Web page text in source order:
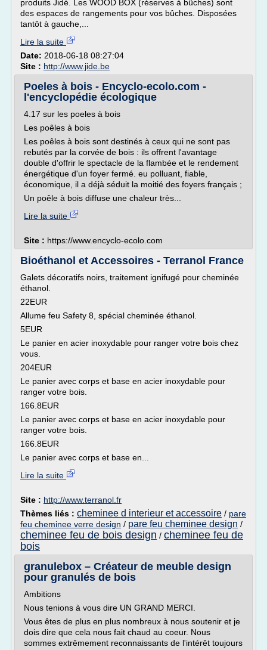
produits Jidé. Les WOOD BOX (réserves à bûches) sont
des espaces de rangements pour vos bûches. Disposées
tantôt à gauche,...
Lire la suite
Date: 2018-06-18 08:27:04
Site : http://www.jide.be
Poeles à bois - Encyclo-ecolo.com -
l'encyclopédie écologique
4.17 sur les poeles à bois
Les poêles à bois
Les poêles à bois sont destinés à ceux qui ne sont pas
rebutés par la corvée de bois : ils offrent l'avantage
double d'offrir le spectacle de la flambée et le rendement
énergétique d'un foyer fermé. eu polluant, fiable,
économique, il a déjà séduit la moitié des foyers français ;
Un poêle à bois diffuse une chaleur très...
Lire la suite
Site : https://www.encyclo-ecolo.com
Bioéthanol et Accessoires - Terranol France
Galets décoratifs noirs, traitement ignifugé pour cheminée
éthanol.
22EUR
Allume feu Safety 8, spécial cheminée éthanol.
5EUR
Le panier en acier inoxydable pour ranger votre bois chez
vous.
204EUR
Le panier avec corps et base en acier inoxydable pour
ranger votre bois.
166.8EUR
Le panier avec corps et base en acier inoxydable pour
ranger votre bois.
166.8EUR
Le panier avec corps et base en...
Lire la suite
Site : http://www.terranol.fr
Thèmes liés : cheminee d interieur et accessoire / pare
feu cheminee verre design / pare feu cheminee design /
cheminee feu de bois design / cheminee feu de
bois
granulebox – Créateur de meuble design
pour granulés de bois
Ambitions
Nous tenions à vous dire UN GRAND MERCI.
Vous êtes de plus en plus nombreux à nous soutenir et je
dois dire que cela nous fait chaud au coeur. Nous
sommes extrêmement reconnaissants de l'intérêt toujours